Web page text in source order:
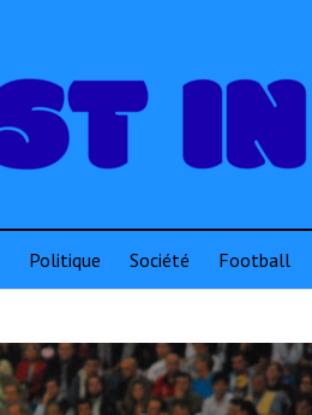
Politique Société Football